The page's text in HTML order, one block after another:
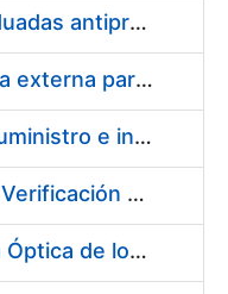
Suministro de gafas graduadas antiproyecciones para los trabajadores de la FNMT-RCM en los centros de trabajo de Madrid y Burgos
Servicios de una empresa externa para el asesoramiento y resolución de los recursos de alzada que se presentan relacionados con procesos de selección para la FNMT-RCM
Acuerdo marco para el suministro e instalación de persianas, estores y otros complementos
Servicio de Calibración y Verificación Externa de los Equipos de Medición del Servicio de Prevención de la FNMT-RCM
Conexión mediante Fibra Óptica de los Centros de Proceso de Datos (CPDs) de las sedes de la FNMT-RCM de Burgos y Madrid